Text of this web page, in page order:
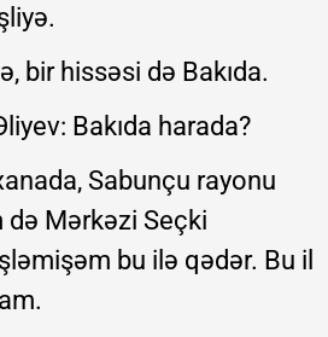
bir hissəsi də Bakıda.
Bakıda harada?
Sabunçu rayonu
də Mərkəzi Seçki
bu ilə qədər. Bu il